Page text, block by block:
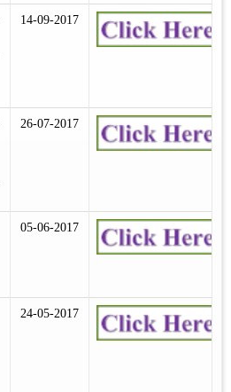
14-09-2017
26-07-2017
05-06-2017
24-05-2017